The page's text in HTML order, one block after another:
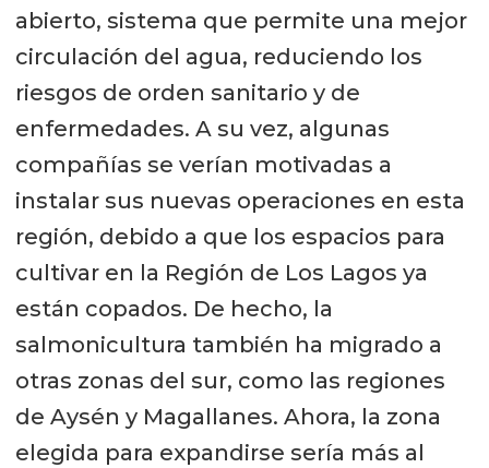
abierto, sistema que permite una mejor
circulación del agua, reduciendo los
riesgos de orden sanitario y de
enfermedades. A su vez, algunas
compañías se verían motivadas a
instalar sus nuevas operaciones en esta
región, debido a que los espacios para
cultivar en la Región de Los Lagos ya
están copados. De hecho, la
salmonicultura también ha migrado a
otras zonas del sur, como las regiones
de Aysén y Magallanes. Ahora, la zona
elegida para expandirse sería más al